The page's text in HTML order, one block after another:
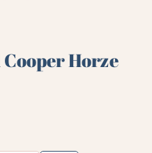
Horze